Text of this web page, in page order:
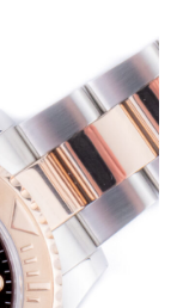
Add to
wishlist